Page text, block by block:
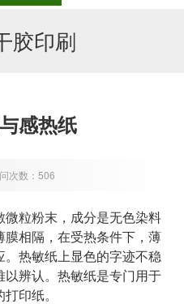
胶印刷
感热纸
次数：506
粒粉末，成分是无色染料
相隔，在受热条件下，薄
热敏纸上显色的字迹不稳
以辨认。热敏纸是专门用于
印纸。